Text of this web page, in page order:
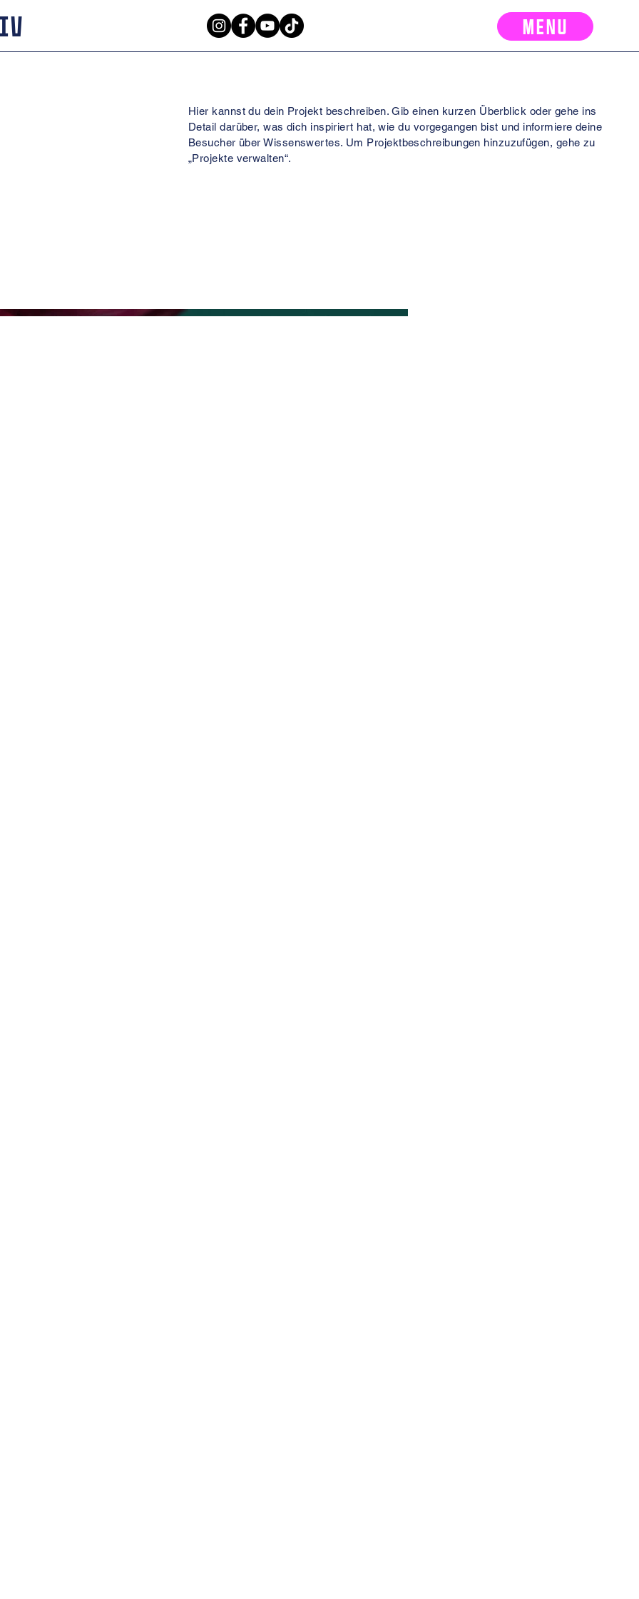
MENU
Hier kannst du dein Projekt beschreiben. Gib einen kurzen Überblick oder gehe ins
Detail darüber, was dich inspiriert hat, wie du vorgegangen bist und informiere deine
Besucher über Wissenswertes. Um Projektbeschreibungen hinzuzufügen, gehe zu
„Projekte verwalten“.